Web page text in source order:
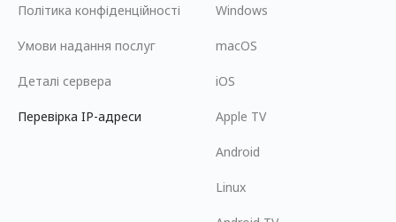
Політика конфіденційності
Умови надання послуг
Деталі сервера
Перевірка IP-адреси
Windows
macOS
iOS
Apple TV
Android
Linux